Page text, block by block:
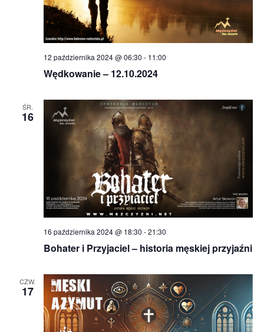
Wędkowanie – 12.10.2024
12 października 2024 @ 06:30 - 11:00
ŚR.
16
Bohater i Przyjaciel – historia męskiej przyjaźni
16 października 2024 @ 18:30 -21:30
CZW.
17